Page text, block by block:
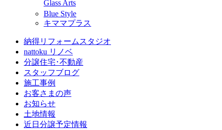
Glass Arts
Blue Style
キママプラス
納得リフォームスタジオ
nattoku リノベ
分譲住宅･不動産
スタッフブログ
施工事例
お客さまの声
お知らせ
土地情報
近日分譲予定情報